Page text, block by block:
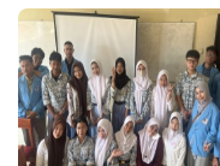
Dorong Pemberdayaan
Berbasis Data